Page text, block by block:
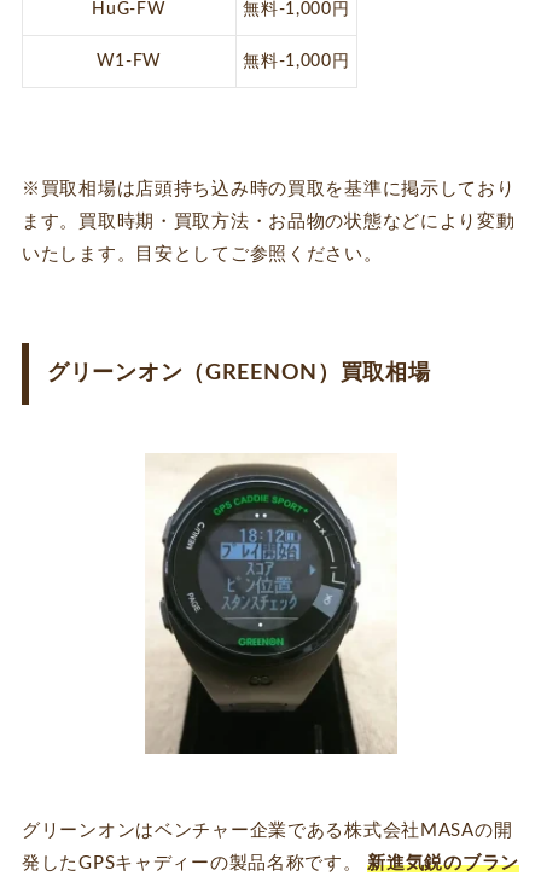
HuG-FW 無料-1,000円
W1-FW 無料-1,000円
※買取相場は店頭持ち込み時の買取を基準に掲示しており
ます。買取時期・買取方法・お品物の状態などにより変動
いたします。目安としてご参照ください。
グリーンオン（GREENON）買取相場
グリーンオンはベンチャー企業である株式会社MASAの開
発したGPSキャディーの製品名称です。新進気鋭のブラン